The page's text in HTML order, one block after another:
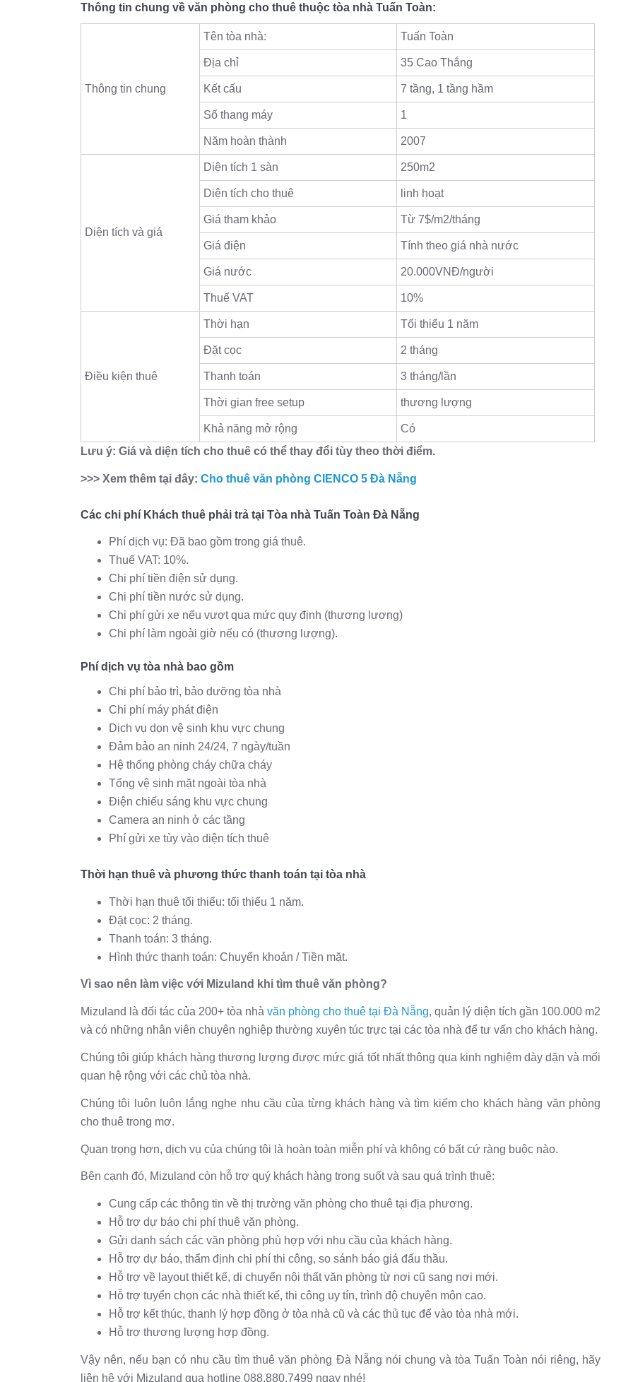
Thông tin chung về văn phòng cho thuê thuộc tòa nhà Tuấn Toàn:
Thông tin chung
Tên tòa nhà: Tuấn Toàn
Địa chỉ 35 Cao Thắng
Kết cấu 7 tầng, 1 tầng hầm
Số thang máy 1
Năm hoàn thành 2007
Diện tích và giá
Diện tích 1 sàn 250m2
Diện tích cho thuê linh hoạt
Giá tham khảo Từ 7$/m2/tháng
Giá điện Tính theo giá nhà nước
Giá nước 20.000VNĐ/người
Thuế VAT 10%
Điều kiện thuê
Thời hạn Tối thiểu 1 năm
Đặt cọc 2 tháng
Thanh toán 3 tháng/lần
Thời gian free setup thương lượng
Khả năng mở rộng
Có
Lưu ý: Giá và diện tích cho thuê có thể thay đổi tùy theo thời điểm.
>>> Xem thêm tại đây: Cho thuê văn phòng CIENCO 5 Đà Nẵng
Các chi phí Khách thuê phải trả tại Tòa nhà Tuấn Toàn Đà Nẵng
Phí dịch vụ: Đã bao gồm trong giá thuê.
Thuế VAT: 10%.
Chi phí tiền điện sử dụng.
Chi phí tiền nước sử dụng.
Chi phí gửi xe nếu vượt qua mức quy định (thương lượng)
Chi phí làm ngoài giờ nếu có (thương lượng).
Phí dịch vụ tòa nhà bao gồm
Chi phí bảo trì, bảo dưỡng tòa nhà
Chi phí máy phát điện
Dịch vụ dọn vệ sinh khu vực chung
Đảm bảo an ninh 24/24, 7 ngày/tuần
Hệ thống phòng cháy chữa cháy
Tổng vệ sinh mặt ngoài tòa nhà
Điện chiếu sáng khu vực chung
Camera an ninh ở các tầng
Phí gửi xe tùy vào diện tích thuê
Thời hạn thuê và phương thức thanh toán tại tòa nhà
Thời hạn thuê tối thiểu: tối thiểu 1 năm.
Đặt cọc: 2 tháng.
Thanh toán: 3 tháng.
Hình thức thanh toán: Chuyển khoản / Tiền mặt.
Vì sao nên làm việc với Mizuland khi tìm thuê văn phòng?
Mizuland là đối tác của 200+ tòa nhà văn phòng cho thuê tại Đà Nẵng, quản lý diện tích gần 100.000 m2
và có những nhân viên chuyên nghiệp thường xuyên túc trực tại các tòa nhà để tư vấn cho khách hàng.
Chúng tôi giúp khách hàng thương lượng được mức giá tốt nhất thông qua kinh nghiệm dày dặn và mối
quan hệ rộng với các chủ tòa nhà.
Chúng tôi luôn luôn lắng nghe nhu cầu của từng khách hàng và tìm kiếm cho khách hàng văn phòng
cho thuê trong mơ.
Quan trọng hơn, dịch vụ của chúng tôi là hoàn toàn miễn phí và không có bất cứ ràng buộc nào.
Bên cạnh đó, Mizuland còn hỗ trợ quý khách hàng trong suốt và sau quá trình thuê:
Cung cấp các thông tin về thị trường văn phòng cho thuê tại địa phương.
Hỗ trợ dự báo chi phí thuê văn phòng.
Gửi danh sách các văn phòng phù hợp với nhu cầu của khách hàng.
Hỗ trợ dự báo, thẩm định chi phí thi công, so sánh báo giá đấu thầu.
Hỗ trợ về layout thiết kế, di chuyển nội thất văn phòng từ nơi cũ sang nơi mới.
Hỗ trợ tuyển chọn các nhà thiết kế, thi công uy tín, trình độ chuyên môn cao.
Hỗ trợ kết thúc, thanh lý hợp đồng ở tòa nhà cũ và các thủ tục để vào tòa nhà mới.
Hỗ trợ thương lượng hợp đồng.
Vậy nên, nếu bạn có nhu cầu tìm thuê văn phòng Đà Nẵng nói chung và tòa Tuấn Toàn nói riêng, hãy
liên hệ với Mizuland qua hotline 088.880.7499 ngay nhé!